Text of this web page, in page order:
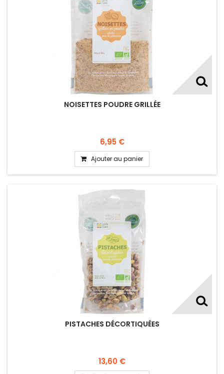
NOISETTES POUDRE GRILLÉE
6,95 €
Ajouter au panier
PISTACHES DÉCORTIQUÉES
13,60 €